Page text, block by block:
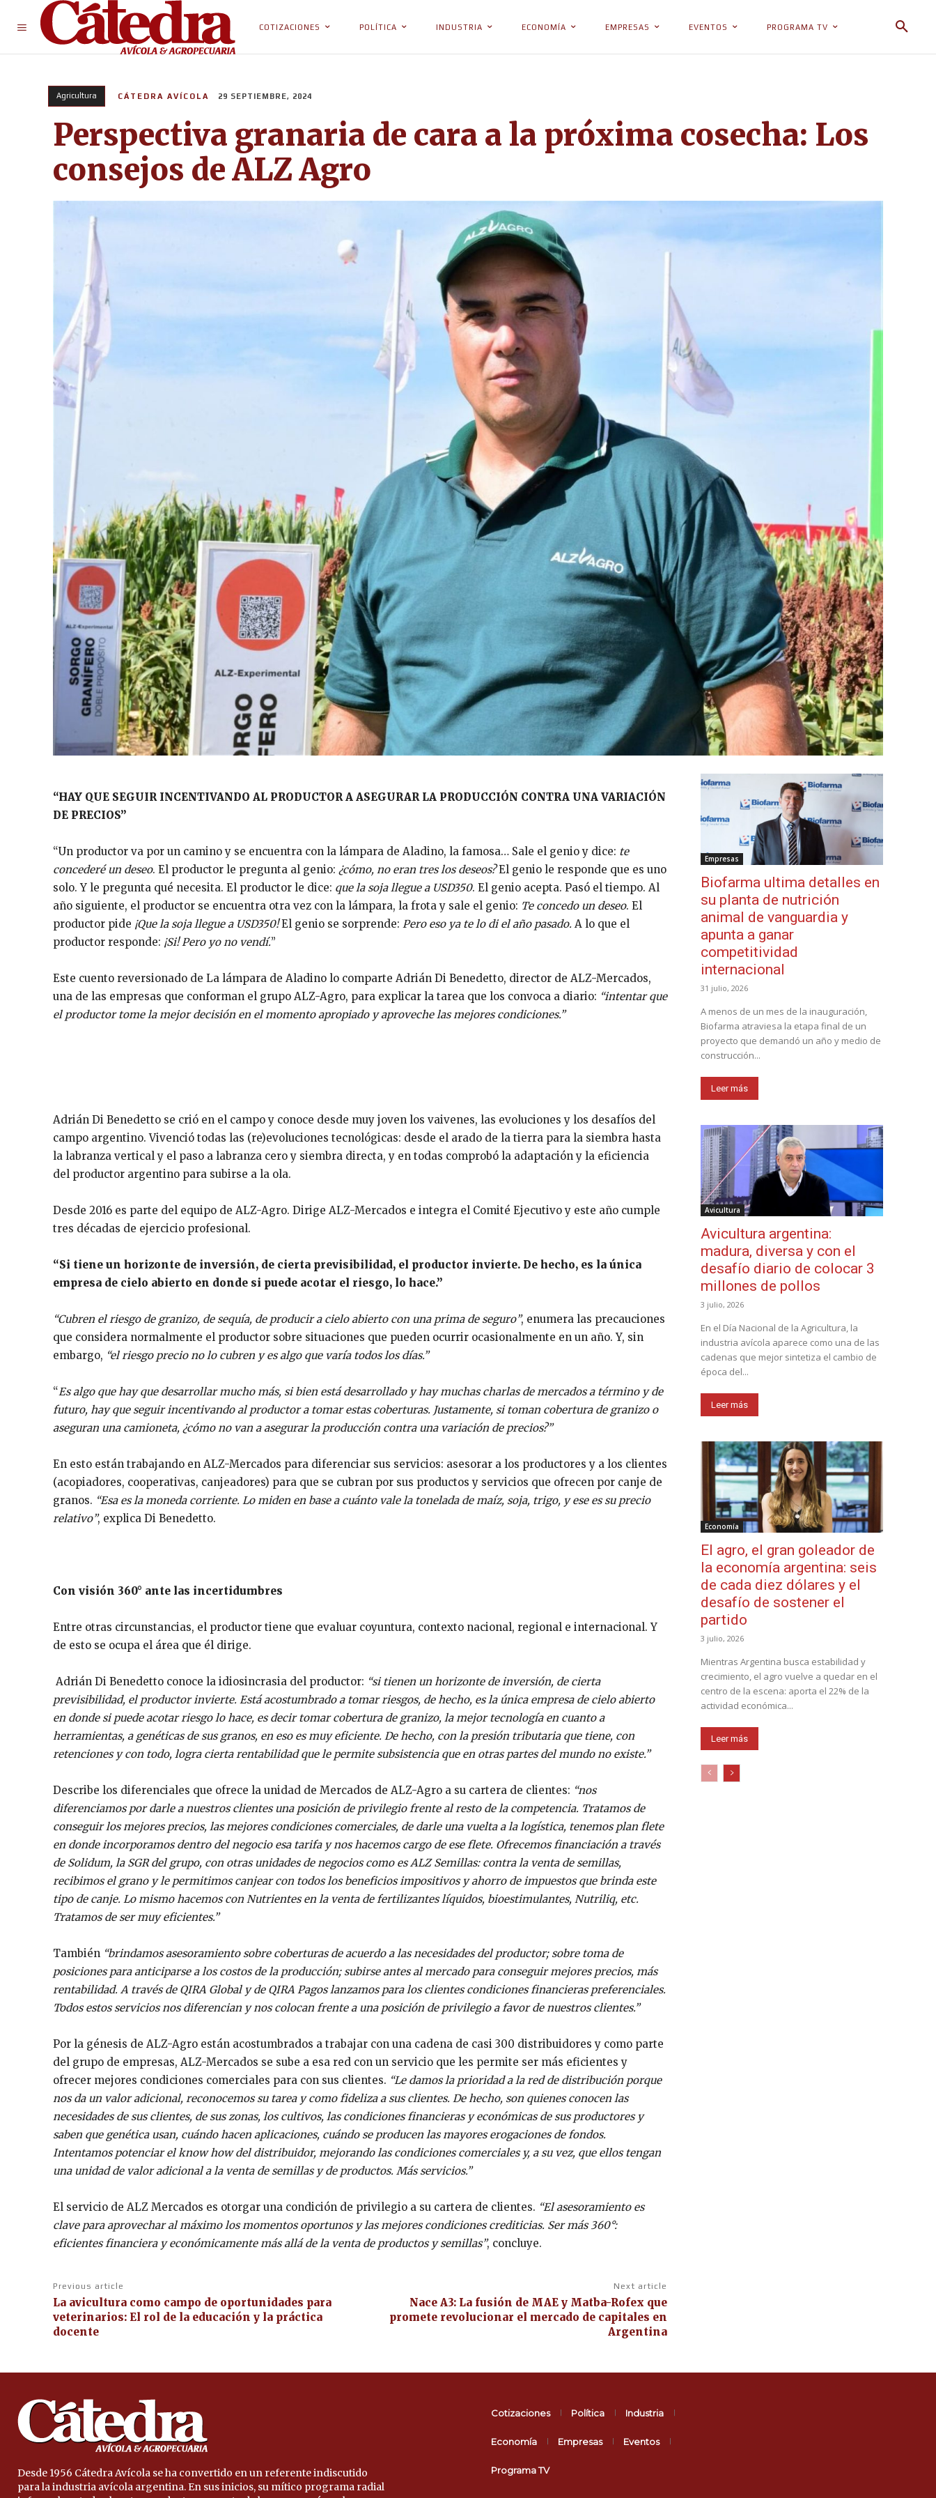
COTIZACIONES POLÍTICA INDUSTRIA ECONOMÍA EMPRESAS EVENTOS PROGRAMA TV
Agricultura CÁTEDRA AVÍCOLA 29 SEPTIEMBRE, 2024
Perspectiva granaria de cara a la próxima cosecha: Los
consejos de ALZ Agro
“HAY QUE SEGUIR INCENTIVANDO AL PRODUCTOR A ASEGURAR LA PRODUCCIÓN CONTRA UNA VARIACIÓN
DE PRECIOS”
“Un productor va por un camino y se encuentra con la lámpara de Aladino, la famosa… Sale el genio y dice: te
concederé un deseo. El productor le pregunta al genio: ¿cómo, no eran tres los deseos?El genio le responde que es uno
solo. Y le pregunta qué necesita. El productor le dice: que la soja llegue a USD350. El genio acepta. Pasó el tiempo. Al
año siguiente, el productor se encuentra otra vez con la lámpara, la frota y sale el genio: Te concedo un deseo. El
productor pide ¡Que la soja llegue a USD350!El genio se sorprende: Pero eso ya te lo di el año pasado. A lo que el
productor responde: ¡Si! Pero yo no vendí.”
Este cuento reversionado de La lámpara de Aladino lo comparte Adrián Di Benedetto, director de ALZ-Mercados,
una de las empresas que conforman el grupo ALZ-Agro, para explicar la tarea que los convoca a diario: “intentar que
el productor tome la mejor decisión en el momento apropiado y aproveche las mejores condiciones.”
Adrián Di Benedetto se crió en el campo y conoce desde muy joven los vaivenes, las evoluciones y los desafíos del
campo argentino. Vivenció todas las (re)evoluciones tecnológicas: desde el arado de la tierra para la siembra hasta
la labranza vertical y el paso a labranza cero y siembra directa, y en todas comprobó la adaptación y la eficiencia
del productor argentino para subirse a la ola.
Desde 2016 es parte del equipo de ALZ-Agro. Dirige ALZ-Mercados e integra el Comité Ejecutivo y este año cumple
tres décadas de ejercicio profesional.
“Si tiene un horizonte de inversión, de cierta previsibilidad, el productor invierte. De hecho, es la única
empresa de cielo abierto en donde si puede acotar el riesgo, lo hace.”
“Cubren el riesgo de granizo, de sequía, de producir a cielo abierto con una prima de seguro”, enumera las precauciones
que considera normalmente el productor sobre situaciones que pueden ocurrir ocasionalmente en un año. Y, sin
embargo, “el riesgo precio no lo cubren y es algo que varía todos los días.”
“Es algo que hay que desarrollar mucho más, si bien está desarrollado y hay muchas charlas de mercados a término y de
futuro, hay que seguir incentivando al productor a tomar estas coberturas. Justamente, si toman cobertura de granizo o
aseguran una camioneta, ¿cómo no van a asegurar la producción contra una variación de precios?”
En esto están trabajando en ALZ-Mercados para diferenciar sus servicios: asesorar a los productores y a los clientes
(acopiadores, cooperativas, canjeadores) para que se cubran por sus productos y servicios que ofrecen por canje de
granos. “Esa es la moneda corriente. Lo miden en base a cuánto vale la tonelada de maíz, soja, trigo, y ese es su precio
relativo”, explica Di Benedetto.
Con visión 360° ante las incertidumbres
Entre otras circunstancias, el productor tiene que evaluar coyuntura, contexto nacional, regional e internacional. Y
de esto se ocupa el área que él dirige.
Adrián Di Benedetto conoce la idiosincrasia del productor: “si tienen un horizonte de inversión, de cierta
previsibilidad, el productor invierte. Está acostumbrado a tomar riesgos, de hecho, es la única empresa de cielo abierto
en donde si puede acotar riesgo lo hace, es decir tomar cobertura de granizo, la mejor tecnología en cuanto a
herramientas, a genéticas de sus granos, en eso es muy eficiente. De hecho, con la presión tributaria que tiene, con
retenciones y con todo, logra cierta rentabilidad que le permite subsistencia que en otras partes del mundo no existe.”
Describe los diferenciales que ofrece la unidad de Mercados de ALZ-Agro a su cartera de clientes: “nos
diferenciamos por darle a nuestros clientes una posición de privilegio frente al resto de la competencia. Tratamos de
conseguir los mejores precios, las mejores condiciones comerciales, de darle una vuelta a la logística, tenemos plan flete
en donde incorporamos dentro del negocio esa tarifa y nos hacemos cargo de ese flete. Ofrecemos financiación a través
de Solidum, la SGR del grupo, con otras unidades de negocios como es ALZ Semillas: contra la venta de semillas,
recibimos el grano y le permitimos canjear con todos los beneficios impositivos y ahorro de impuestos que brinda este
tipo de canje. Lo mismo hacemos con Nutrientes en la venta de fertilizantes líquidos, bioestimulantes, Nutriliq, etc.
Tratamos de ser muy eficientes.”
También “brindamos asesoramiento sobre coberturas de acuerdo a las necesidades del productor; sobre toma de
posiciones para anticiparse a los costos de la producción; subirse antes al mercado para conseguir mejores precios, más
rentabilidad. A través de QIRA Global y de QIRA Pagos lanzamos para los clientes condiciones financieras preferenciales.
Todos estos servicios nos diferencian y nos colocan frente a una posición de privilegio a favor de nuestros clientes.”
Por la génesis de ALZ-Agro están acostumbrados a trabajar con una cadena de casi 300 distribuidores y como parte
del grupo de empresas, ALZ-Mercados se sube a esa red con un servicio que les permite ser más eficientes y
ofrecer mejores condiciones comerciales para con sus clientes. “Le damos la prioridad a la red de distribución porque
nos da un valor adicional, reconocemos su tarea y como fideliza a sus clientes. De hecho, son quienes conocen las
necesidades de sus clientes, de sus zonas, los cultivos, las condiciones financieras y económicas de sus productores y
saben que genética usan, cuándo hacen aplicaciones, cuándo se producen las mayores erogaciones de fondos.
Intentamos potenciar el know how del distribuidor, mejorando las condiciones comerciales y, a su vez, que ellos tengan
una unidad de valor adicional a la venta de semillas y de productos. Más servicios.”
El servicio de ALZ Mercados es otorgar una condición de privilegio a su cartera de clientes. “El asesoramiento es
clave para aprovechar al máximo los momentos oportunos y las mejores condiciones crediticias. Ser más 360°:
eficientes financiera y económicamente más allá de la venta de productos y semillas”, concluye.
Previous article
La avicultura como campo de oportunidades para
veterinarios: El rol de la educación y la práctica
docente
Next article
Nace A3: La fusión de MAE y Matba-Rofex que
promete revolucionar el mercado de capitales en
Argentina
Empresas
Biofarma ultima detalles en
su planta de nutrición
animal de vanguardia y
apunta a ganar
competitividad
internacional
31 julio, 2026
A menos de un mes de la inauguración,
Biofarma atraviesa la etapa final de un
proyecto que demandó un año y medio de
construcción...
Leer más
Avicultura
Avicultura argentina:
madura, diversa y con el
desafío diario de colocar 3
millones de pollos
3 julio, 2026
En el Día Nacional de la Agricultura, la
industria avícola aparece como una de las
cadenas que mejor sintetiza el cambio de
época del...
Leer más
Economía
El agro, el gran goleador de
la economía argentina: seis
de cada diez dólares y el
desafío de sostener el
partido
3 julio, 2026
Mientras Argentina busca estabilidad y
crecimiento, el agro vuelve a quedar en el
centro de la escena: aporta el 22% de la
actividad económica...
Leer más
Desde 1956 Cátedra Avícola se ha convertido en un referente indiscutido
para la industria avícola argentina. En sus inicios, su mítico programa radial
Cotizaciones Política Industria
Economía Empresas Eventos
Programa TV